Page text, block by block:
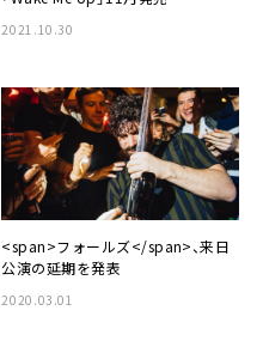
2021.10.30
<span>フォールズ</span>、来日
公演の延期を発表
2020.03.01